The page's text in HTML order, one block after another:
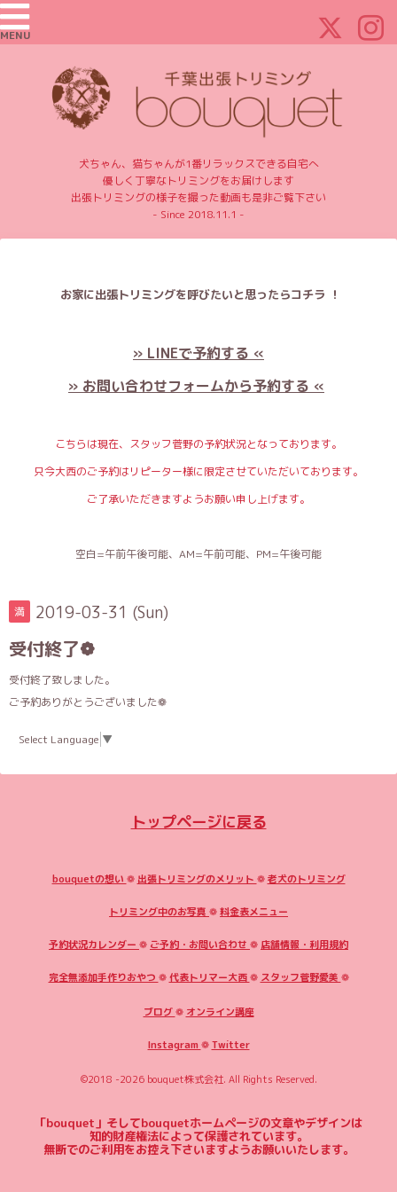
MENU
犬ちゃん、猫ちゃんが1番リラックスできる自宅へ
優しく丁寧なトリミングをお届けします
出張トリミングの様子を撮った動画も是非ご覧下さい
- Since 2018.11.1 -
お家に出張トリミングを呼びたいと思ったらコチラ ！
» LINEで予約する «
» お問い合わせフォームから予約する «
こちらは現在、スタッフ菅野の予約状況となっております。
只今大西のご予約はリピーター様に限定させていただいております。
ご了承いただきますようお願い申し上げます。
空白=午前午後可能、AM=午前可能、PM=午後可能
満 2019-03-31 (Sun)
受付終了❁
受付終了致しました。
ご予約ありがとうございました❁
Select Language ▼
トップページに戻る
bouquetの想い ❁ 出張トリミングのメリット ❁老犬のトリミング
トリミング中のお写真 ❁料金表メニュー
予約状況カレンダー ❁ ご予約・お問い合わせ ❁ 店舗情報・利用規約
完全無添加手作りおやつ ❁代表トリマー大西❁ スタッフ菅野愛美 ❁
ブログ❁ オンライン講座
Instagram ❁Twitter
©2018 -2026 bouquet株式会社. All Rights Reserved.
「bouquet」そしてbouquetホームページの文章やデザインは
知的財産権法によって保護されています。
無断でのご利用をお控え下さいますようお願いいたします。